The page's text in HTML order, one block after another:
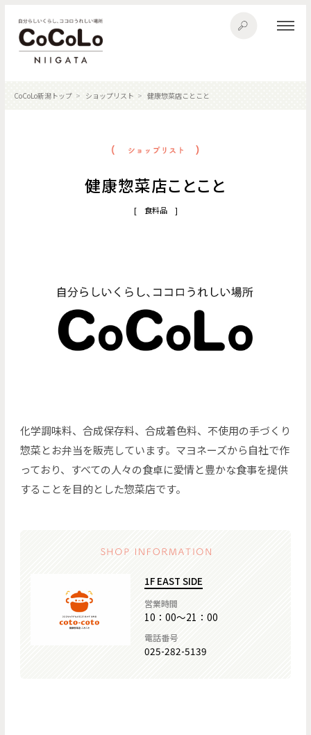
CoCoLo新潟トップ ショップリスト 健康惣菜店ことこと
健康惣菜店ことこと
[ 食料品 ]
化学調味料、合成保存料、合成着色料、不使用の手づくり
惣菜とお弁当を販売しています。マヨネーズから自社で作
っており、すべての人々の食卓に愛情と豊かな食事を提供
することを目的とした惣菜店です。
1F EAST SIDE
営業時間
10：00～21：00
電話番号
025-282-5139